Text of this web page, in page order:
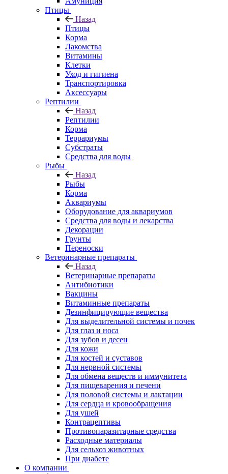
Птицы
Назад
Птицы
Корма
Лакомства
Витамины
Клетки
Уход и гигиена
Транспортировка
Аксессуары
Рептилии
Назад
Рептилии
Корма
Террариумы
Субстраты
Средства для воды
Рыбы
Назад
Рыбы
Корма
Аквариумы
Оборудование для аквариумов
Средства для воды и лекарства
Декорации
Грунты
Переноски
Ветеринарные препараты
Назад
Ветеринарные препараты
Антибиотики
Вакцины
Витаминные препараты
Дезинфицирующие вещества
Для выделительной системы и почек
Для глаз и носа
Для зубов и десен
Для кожи
Для костей и суставов
Для нервной системы
Для обмена веществ и иммунитета
Для пищеварения и печени
Для половой системы и лактации
Для сердца и кровообращения
Для ушей
Контрацептивы
Противопаразитарные средства
Расходные материалы
Для сельхоз животных
При диабете
О компании